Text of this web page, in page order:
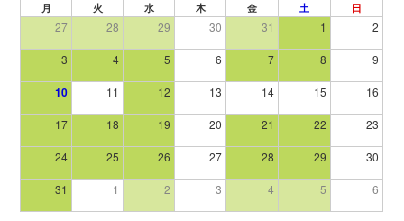
月 火 水 木 金 土 日
27 28 29 30 31 1 2
3 4 5 6 7 8 9
10 11 12 13 14 15 16
17 18 19 20 21 22 23
24 25 26 27 28 29 30
31 1 2 3 4 5 6